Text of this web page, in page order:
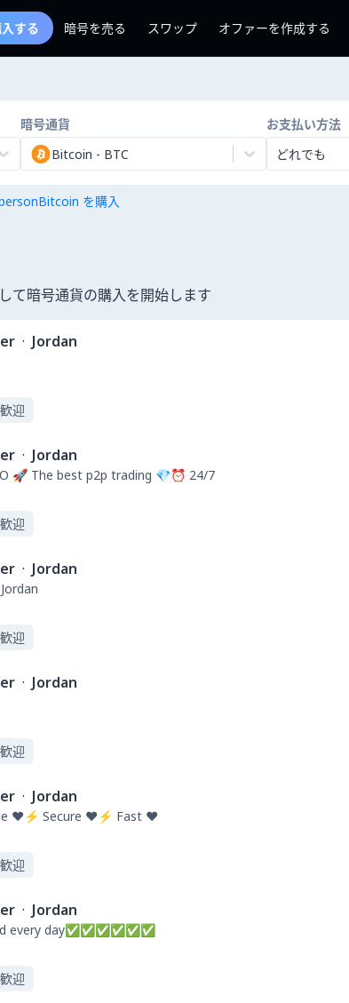
する 暗号を売る スワップ オファーを作成する
暗号通貨
Bitcoin - BTC
お支払い方法
どれでも
を購入
て暗号通貨の購入を開始します
· Jordan
迎
· Jordan
🚀 The best p2p trading 💎⏰ 24/7
迎
· Jordan
迎
· Jordan
迎
· Jordan
❤️⚡ Secure ❤️⚡ Fast ❤️
迎
· Jordan
every day✅✅✅✅✅✅
迎